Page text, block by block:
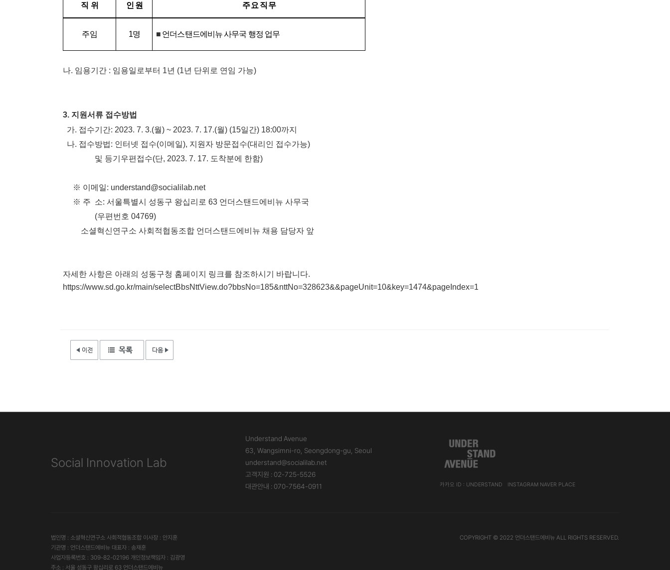
직 위 인 원 주 요 직 무
주임 1명 ■ 언더스탠드에비뉴사무국 행정 업무
나. 임용기간 : 임용일로부터 1년 (1년 단위로 연임 가능)
3. 지원서류 접수방법
가. 접수기간: 2023. 7. 3.(월) ~ 2023. 7. 17.(월) (15일간) 18:00까지
나. 접수방법: 인터넷 접수(이메일), 지원자 방문접수(대리인 접수가능)
및 등기우편접수(단, 2023. 7. 17. 도착분에 한함)
※ 이메일: understand@socialilab.net
※ 주 소: 서울특별시 성동구 왕십리로 63 언더스탠드에비뉴 사무국
(우편번호 04769)
소셜혁신연구소 사회적협동조합 언더스탠드에비뉴 채용 담당자 앞
자세한 사항은 아래의 성동구청 홈페이지 링크를 참조하시기 바랍니다.
https://www.sd.go.kr/main/selectBbsNttView.do?bbsNo=185&nttNo=328623&&pageUnit=10&key=1474&pageIndex=1
Social Innovation Lab
Understand Avenue
63, Wangsimni-ro, Seongdong-gu, Seoul
understand@socialilab.net
고객지원 : 02-725-5526
대관안내 : 070-7564-0911
카카오 ID : UNDERSTAND INSTAGRAM NAVER PLACE
법인명 : 소셜혁신연구소 사회적협동조합 이사장 : 안지훈
기관명 : 언더스탠드에비뉴 대표자 : 송재훈
사업자등록번호 : 309-82-02196 개인정보책임자 : 김광영
주소 : 서울 성동구 왕십리로 63 언더스탠드에비뉴
COPYRIGHT © 2022 언더스탠드에비뉴 ALL RIGHTS RESERVED.